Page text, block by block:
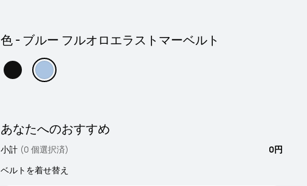
色 - ブルー フルオロエラストマーベルト
あなたへのおすすめ
小計 (0 個選択済)
0円
ベルトを着せ替え